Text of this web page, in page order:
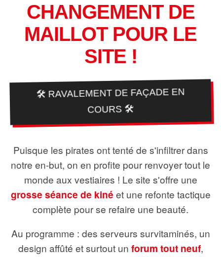
CHANGEMENT DE
MAILLOT POUR LE
SITE !
🛠️ RAVALEMENT DE FAÇADE EN
COURS 🛠️
Puisque les pirates ont tenté de s'infiltrer dans
notre en-but, on en profite pour renvoyer tout le
monde aux vestiaires ! Le site s'offre une
grosse séance de kiné et une refonte tactique
complète pour se refaire une beauté.
Au programme : des serveurs survitaminés, un
design affûté et surtout un forum tout neuf,